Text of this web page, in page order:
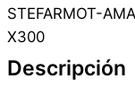
c
k
e
r
STEFARMOT-
X300
Descripción